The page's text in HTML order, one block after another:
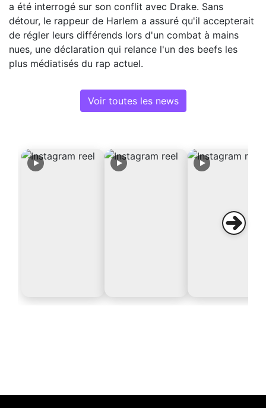
a été interrogé sur son conflit avec Drake. Sans
détour, le rappeur de Harlem a assuré qu'il accepterait
de régler leurs différends lors d'un combat à mains
nues, une déclaration qui relance l'un des beefs les
plus médiatisés du rap actuel.
Voir toutes les news